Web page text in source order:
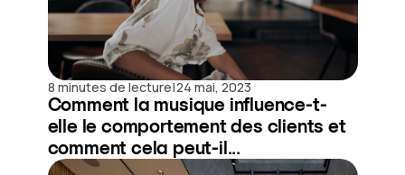
8 minutes de lecture|24 mai, 2023
Comment la musique influence-t-
elle le comportement des clients et
comment cela peut-il...